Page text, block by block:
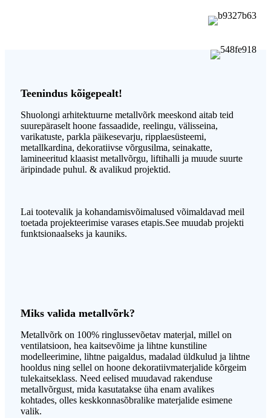
Teenindus kõigepealt!
Shuolongi arhitektuurne metallvõrk meeskond aitab teid
suurepäraselt hoone fassaadide, reelingu, välisseina,
varikatuste, parkla päikesevarju, ripplaesüsteemi,
metallkardina, dekoratiivse võrgusilma, seinakatte,
lamineeritud klaasist metallvõrgu, liftihalli ja muude suurte
äripindade puhul. & avalikud projektid.
Lai tootevalik ja kohandamisvõimalused võimaldavad meil
toetada projekteerimise varases etapis.See muudab projekti
funktsionaalseks ja kauniks.
Miks valida metallvõrk?
Metallvõrk on 100% ringlussevõetav materjal, millel on
ventilatsioon, hea kaitsevõime ja lihtne kunstiline
modelleerimine, lihtne paigaldus, madalad üldkulud ja lihtne
hooldus ning sellel on hoone dekoratiivmaterjalide kõrgeim
tulekaitseklass. Need eelised muudavad rakenduse
metallvõrgust, mida kasutatakse üha enam avalikes
kohtades, olles keskkonnasõbralike materjalide esimene
valik.